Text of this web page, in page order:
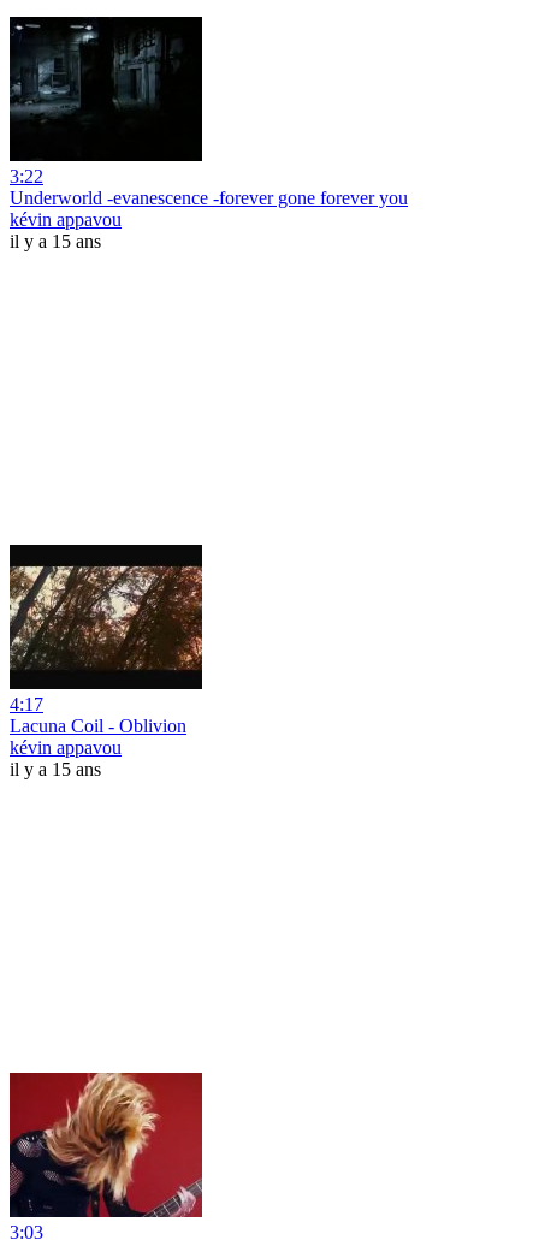
3:22
Underworld -evanescence -forever gone forever you
kévin appavou
il y a 15 ans
4:17
Lacuna Coil - Oblivion
kévin appavou
il y a 15 ans
3:03